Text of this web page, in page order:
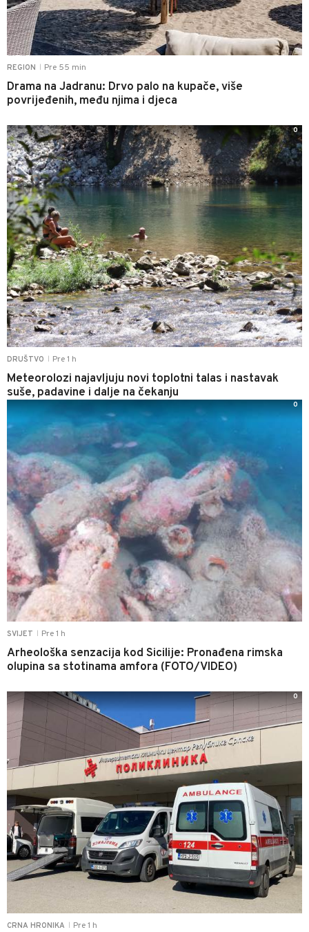
REGION Pre 55 min
Drama na Jadranu: Drvo palo na kupače, više
povrijeđenih, među njima i djeca
DRUŠTVO Pre 1 h
Meteorolozi najavljuju novi toplotni talas i nastavak
suše, padavine i dalje na čekanju
0
SVIJET Pre 1 h
Arheološka senzacija kod Sicilije: Pronađena rimska
olupina sa stotinama amfora (FOTO/VIDEO)
0
CRNA HRONIKA Pre 1 h
0